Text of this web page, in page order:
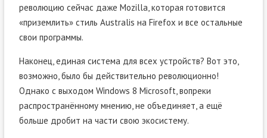
революцию сейчас даже Mozilla, которая готовится
«приземлить» стиль Australis на Firefox и все остальные
свои программы.
Наконец, единая система для всех устройств? Вот это,
возможно, было бы действительно революционно!
Однако с выходом Windows 8 Microsoft, вопреки
распространённому мнению, не объединяет, а ещё
больше дробит на части свою экосистему.